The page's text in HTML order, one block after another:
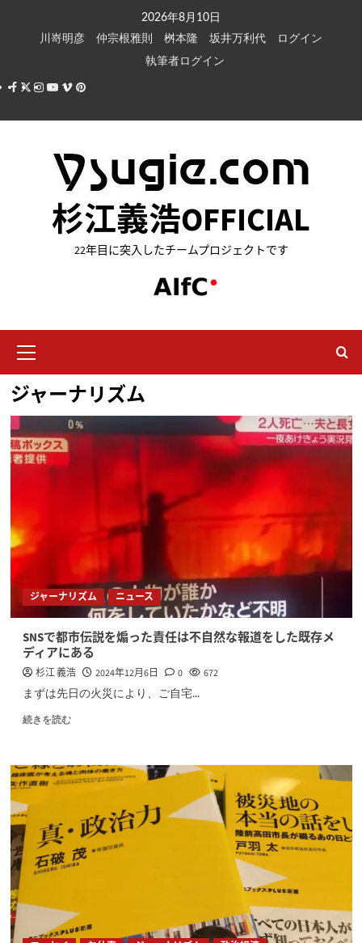
キ
2026年8月10日
川嵜明彦
仲宗根雅則 桝本隆 坂井万利代
ログイン
執筆者ログイン
Facebook
X Instagram
Youtube
VimeoPinterest
杉江義浩OFFICIAL
22年目に突入したチームプロジェクトです
イ
ン
メ
ー
ジャーナリズム
ジャーナリズム ニュース
SNSで都市伝説を煽った責任は不自然な報道をした既存メ
ディアにある
杉江 義浩 2024年12月6日 0 672
まずは先日の火災により、ご自宅...
続きを読む